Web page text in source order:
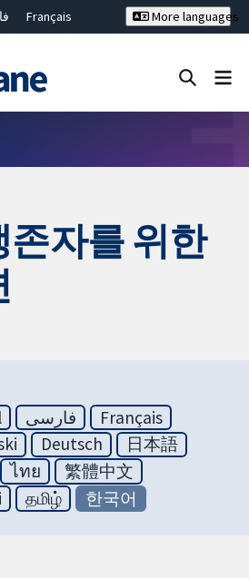
Français
繁體中文
More languages
존자를 위한
فارسی
Français
Deutsch
日本語
ไทย
繁體中文
தமிழ் 한국어